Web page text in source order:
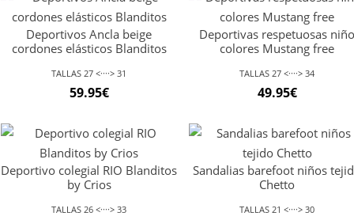
Deportivos Ancla beige
cordones elásticos Blanditos
TALLAS 27 <····> 31
59.95€
Deportivas respetuosas
colores Mustang free
TALLAS 27 <····> 34
49.95€
Deportivo colegial RIO Blanditos
by Crios
TALLAS 26 <····> 33
Sandalias barefoot niños
Chetto
TALLAS 21 <····> 30